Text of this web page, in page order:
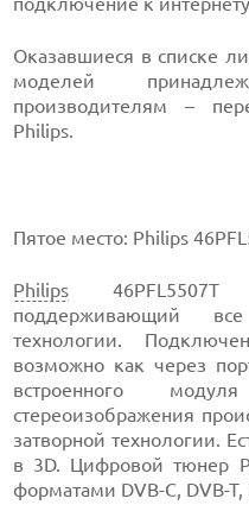
Оказавшиеся в списке
моделей
производителям –
Philips.
Пятое место: Philips
Philips 46PFL5507T
поддерживающий
технологии.
возможно как через
встроенного
стереоизображения
затворной технологии.
в 3D. Цифровой тюнер
форматами DVB-C, DVB-T,